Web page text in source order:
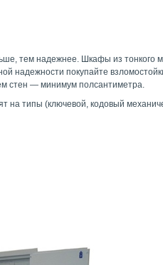
надежнее. Шкафы из тонкого
надежности покупайте
стен — минимум полсантиметра.
типы (ключевой, кодовый